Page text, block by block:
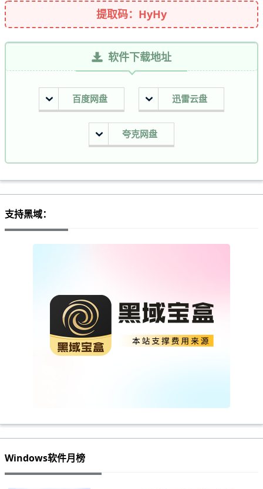
提取码：HyHy
软件下载地址
百度网盘 迅雷云盘
夸克网盘
支持黑域：
Windows软件月榜